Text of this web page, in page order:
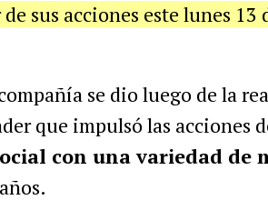
sus acciones este lunes 13
se dio luego de la
que impulsó las acciones
con una variedad de